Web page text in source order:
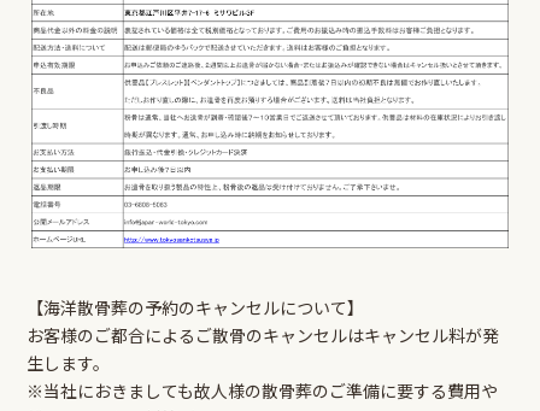
【海洋散骨葬の予約のキャンセルについて】
お客様のご都合によるご散骨のキャンセルはキャンセル料が発
生します。
※当社におきましても故人様の散骨葬のご準備に要する費用や